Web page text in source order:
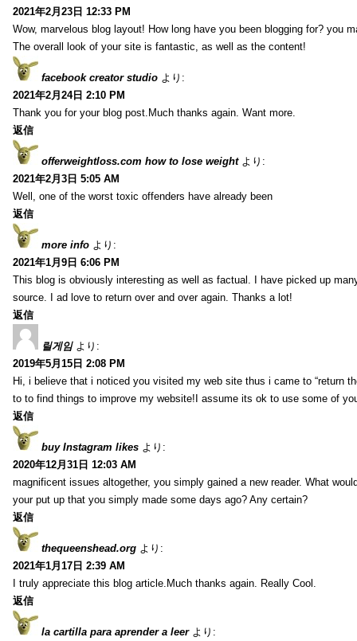
2021年2月23日 12:33 PM
Wow, marvelous blog layout! How long have you been blogging for? you
The overall look of your site is fantastic, as well as the content!
facebook creator studio より:
2021年2月24日 2:10 PM
Thank you for your blog post.Much thanks again. Want more.
返信
offerweightloss.com how to lose weight より:
2021年2月3日 5:05 AM
Well, one of the worst toxic offenders have already been
返信
more info より:
2021年1月9日 6:06 PM
This blog is obviously interesting as well as factual. I have picked up
source. I ad love to return over and over again. Thanks a lot!
返信
릴게임 より:
2019年5月15日 2:08 PM
Hi, i believe that i noticed you visited my web site thus i came to “return
to to find things to improve my website!I assume its ok to use some of
返信
buy Instagram likes より:
2020年12月31日 12:03 AM
magnificent issues altogether, you simply gained a new reader. What
your put up that you simply made some days ago? Any certain?
返信
thequeenshead.org より:
2021年1月17日 2:39 AM
I truly appreciate this blog article.Much thanks again. Really Cool.
返信
la cartilla para aprender a leer より: